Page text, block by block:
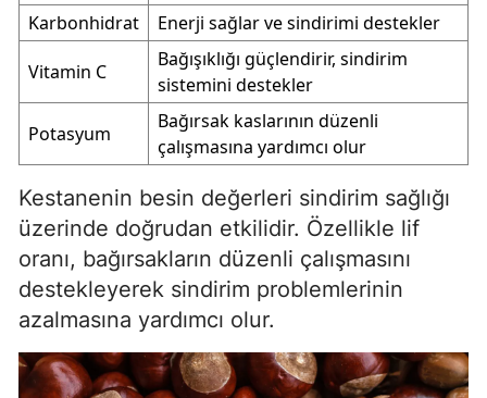
Karbonhidrat
Enerji sağlar ve sindirimi destekler
Vitamin C
Bağışıklığı güçlendirir, sindirim
sistemini destekler
Potasyum
Bağırsak kaslarının düzenli
çalışmasına yardımcı olur
Kestanenin besin değerleri sindirim sağlığı
üzerinde doğrudan etkilidir. Özellikle lif
oranı, bağırsakların düzenli çalışmasını
destekleyerek sindirim problemlerinin
azalmasına yardımcı olur.